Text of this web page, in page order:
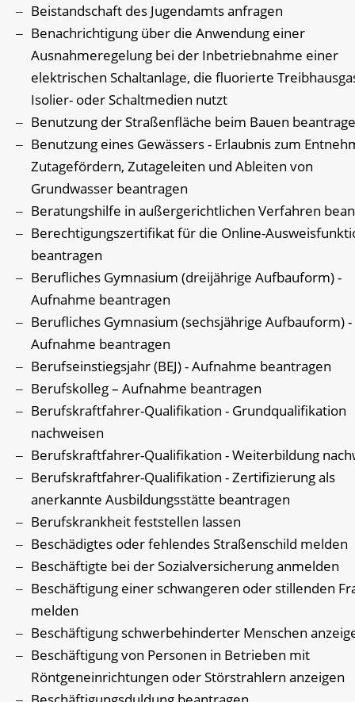
Beistandschaft des Jugendamts anfragen
Benachrichtigung über die Anwendung einer
Ausnahmeregelung bei der Inbetriebnahme einer
elektrischen Schaltanlage, die fluorierte
Isolier- oder Schaltmedien nutzt
Benutzung der Straßenfläche beim Bauen
Benutzung eines Gewässers - Erlaubnis zum
Zutagefördern, Zutageleiten und Ableiten von
Grundwasser beantragen
Beratungshilfe in außergerichtlichen Verfahren
Berechtigungszertifikat für die Online-
beantragen
Berufliches Gymnasium (dreijährige Aufbauform) -
Aufnahme beantragen
Berufliches Gymnasium (sechsjährige Aufbauform) -
Aufnahme beantragen
Berufseinstiegsjahr (BEJ) - Aufnahme beantragen
Berufskolleg – Aufnahme beantragen
Berufskraftfahrer-Qualifikation - Grundqualifikation
nachweisen
Berufskraftfahrer-Qualifikation - Weiterbildung
Berufskraftfahrer-Qualifikation - Zertifizierung als
anerkannte Ausbildungsstätte beantragen
Berufskrankheit feststellen lassen
Beschädigtes oder fehlendes Straßenschild melden
Beschäftigte bei der Sozialversicherung anmelden
Beschäftigung einer schwangeren oder stillenden
melden
Beschäftigung schwerbehinderter Menschen
Beschäftigung von Personen in Betrieben mit
Röntgeneinrichtungen oder Störstrahlern anzeigen